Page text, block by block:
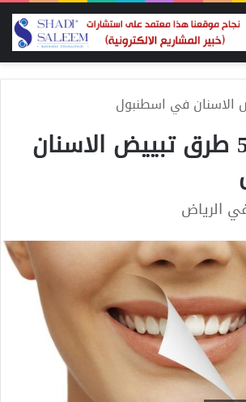
الاسنان في اسطنبول
إليك أهم 5 طرق تبييض الاسنان
الرياض